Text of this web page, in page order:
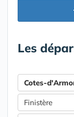
Les
Cotes-
Finistère